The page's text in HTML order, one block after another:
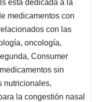
está dedicada a la
medicamentos con
con las
oncología,
Consumer
sin
nutricionales,
la congestión nasal